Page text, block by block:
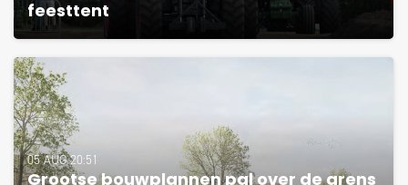
feesttent
05 AUG 20:51
Grootse bouwplannen pal over de grens